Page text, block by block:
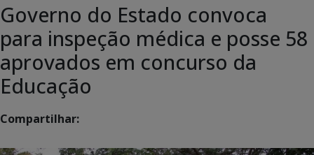
Governo do Estado convoca
para inspeção médica e posse 58
aprovados em concurso da
Educação
Compartilhar: